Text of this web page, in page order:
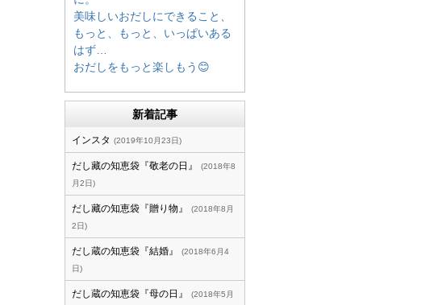
美味しいおだしにできること、
もっと、もっと、いっぱいある
はず…
おだしをもっと楽しもう😊
新着記事
インスタ 2019年10月23日
だし藏の知恵袋『敬老の日』
2018年8
月2日
だし藏の知恵袋『贈り物』
2018年8月
2日
だし蔵の知恵袋『結婚』
2018年6月4
日
だし蔵の知恵袋『母の日』 2018年5月